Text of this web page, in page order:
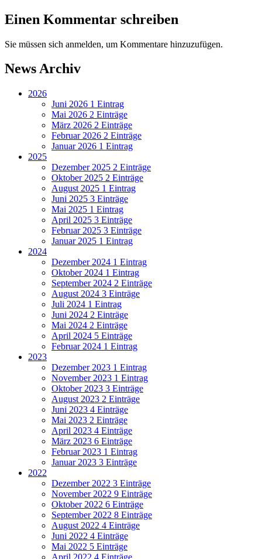
Einen Kommentar schreiben
Sie müssen sich anmelden, um Kommentare hinzuzufügen.
News Archiv
2026
Juni 2026 1 Eintrag
Mai 2026 2 Einträge
März 2026 2 Einträge
Februar 2026 2 Einträge
Januar 2026 1 Eintrag
2025
Dezember 2025 2 Einträge
Oktober 2025 2 Einträge
August 2025 1 Eintrag
Juni 2025 3 Einträge
Mai 2025 1 Eintrag
April 2025 3 Einträge
Februar 2025 3 Einträge
Januar 2025 1 Eintrag
2024
Dezember 2024 1 Eintrag
Oktober 2024 1 Eintrag
September 2024 2 Einträge
August 2024 3 Einträge
Juli 2024 1 Eintrag
Juni 2024 2 Einträge
Mai 2024 2 Einträge
April 2024 5 Einträge
Februar 2024 1 Eintrag
2023
Dezember 2023 1 Eintrag
November 2023 1 Eintrag
Oktober 2023 3 Einträge
August 2023 2 Einträge
Juni 2023 4 Einträge
Mai 2023 2 Einträge
April 2023 4 Einträge
März 2023 6 Einträge
Februar 2023 1 Eintrag
Januar 2023 3 Einträge
2022
Dezember 2022 3 Einträge
November 2022 9 Einträge
Oktober 2022 6 Einträge
September 2022 8 Einträge
August 2022 4 Einträge
Juni 2022 4 Einträge
Mai 2022 5 Einträge